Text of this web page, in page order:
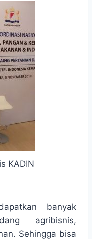
KADIN
banyak
agribisnis,
Sehingga bisa